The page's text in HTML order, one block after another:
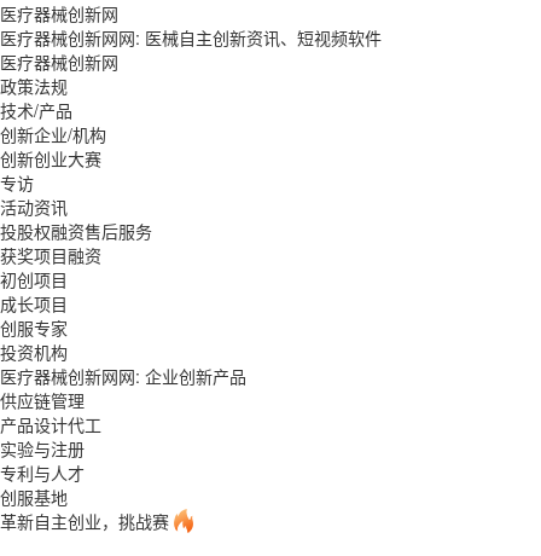
医疗器械创新网
医疗器械创新网网: 医械自主创新资讯、短视频软件
医疗器械创新网
政策法规
技术/产品
创新企业/机构
创新创业大赛
专访
活动资讯
投股权融资售后服务
获奖项目融资
初创项目
成长项目
创服专家
投资机构
医疗器械创新网网: 企业创新产品
供应链管理
产品设计代工
实验与注册
专利与人才
创服基地
革新自主创业，挑战赛